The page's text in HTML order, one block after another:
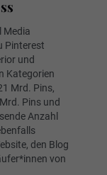
Media
Pinterest
und
Kategorien
Mrd. Pins,
Pins und
Anzahl
den Blog
von